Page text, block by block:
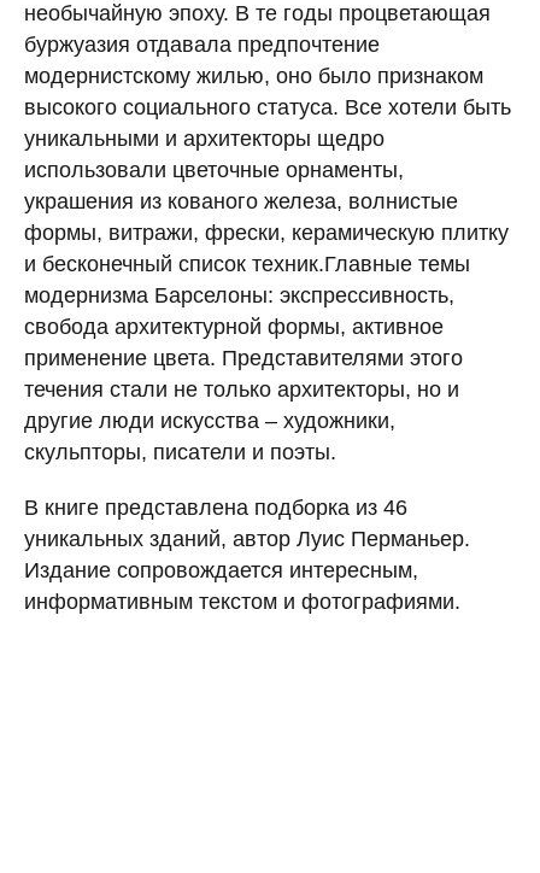
необычайную эпоху. В те годы процветающая
буржуазия отдавала предпочтение
модернистскому жилью, оно было признаком
высокого социального статуса. Все хотели быть
уникальными и архитекторы щедро
использовали цветочные орнаменты,
украшения из кованого железа, волнистые
формы, витражи, фрески, керамическую плитку
и бесконечный список техник.Главные темы
модернизма Барселоны: экспрессивность,
свобода архитектурной формы, активное
применение цвета. Представителями этого
течения стали не только архитекторы, но и
другие люди искусства – художники,
скульпторы, писатели и поэты.
В книге представлена подборка из 46
уникальных зданий, автор Луис Перманьер.
Издание сопровождается интересным,
информативным текстом и фотографиями.